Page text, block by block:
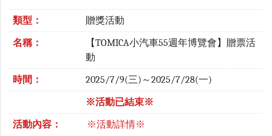
類型： 贈獎活動
名稱：
【TOMICA小汽車55週年博覽會】贈票活
動
時間： 2025/7/9(三)～2025/7/28(一)
※活動已結束※
活動內容： ※活動詳情※